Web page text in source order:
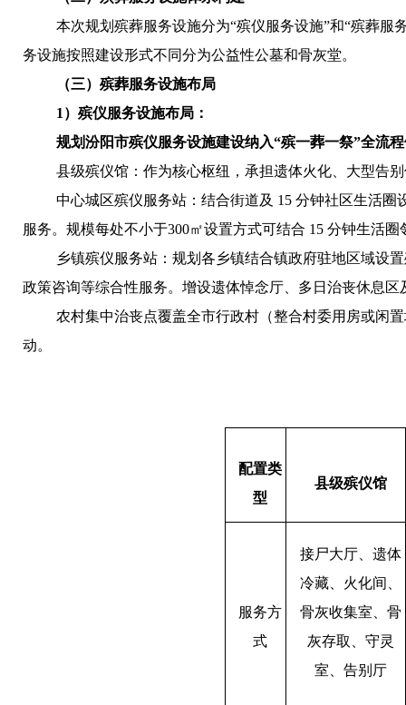
本次规划殡葬服务设施分为“殡仪服务设施”和“殡葬
务设施按照建设形式不同分为公益性公墓和骨灰堂。
（三）殡葬服务设施布局
1 ）殡仪服务设施布局：
规划汾阳市殡仪服务设施建设纳入“殡一葬一祭”全流
县级殡仪馆：作为核心枢纽，承担遗体火化、大型告
中心城区殡仪服务站：结合街道及 15分钟社区生活圈
服务。规模每处不小于300㎡设置方式可结合 15 分钟生活圈
乡镇殡仪服务站：规划各乡镇结合镇政府驻地区域设
政策咨询等综合性服务。增设遗体悼念厅、多日治丧休息
农村集中治丧点覆盖全市行政村（整合村委用房或闲
动。
配置类
型
县级殡仪馆
服务方
式
接尸大厅、遗体
冷藏、火化间、
骨灰收集室、骨
灰存取、守灵
室、告别厅